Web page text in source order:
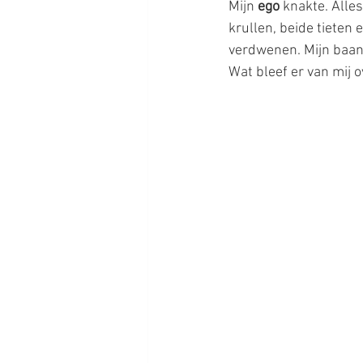
Mijn ego knakte.
krullen, beide tieten
verdwenen. Mijn
Wat bleef er van mij